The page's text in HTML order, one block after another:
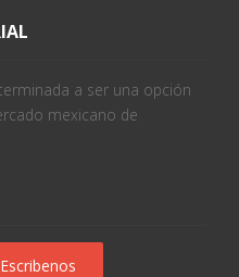
a ser una opción
mexicano de
Escribenos